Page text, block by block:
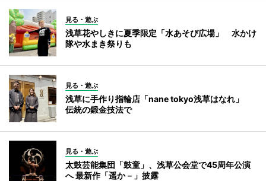
見る・遊ぶ
浅草花やしきに夏季限定「水あそび広場」 水かけ
隊や水まき祭りも
見る・遊ぶ
浅草に手作り指輪店「nane tokyo浅草はなれ」
伝統の鍛金技法で
見る・遊ぶ
太鼓芸能集団「鼓童」、浅草公会堂で45周年公演
へ 最新作「遥か－」披露